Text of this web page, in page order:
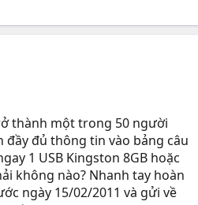
thành một trong 50 người
đầy đủ thông tin vào bảng câu
1 USB Kingston 8GB hoặc
không nào? Nhanh tay hoàn
ngày 15/02/2011 và gửi về